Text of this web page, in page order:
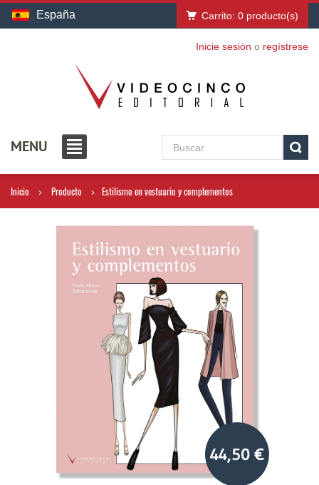
España Carrito: 0 producto(s)
Inicie sesión o regístrese
MENU
Inicio Producto Estilismo en vestuario y complementos
44,50 €